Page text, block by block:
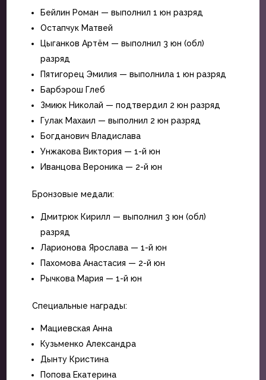
Бейлин Роман — выполнил 1 юн разряд
Остапчук Матвей
Цыганков Артём — выполнил 3 юн (обл)
разряд
Пятигорец Эмилия — выполнила 1 юн разряд
Барбэрош Глеб
Змиюк Николай — подтвердил 2 юн разряд
Гулак Махаил — выполнил 2 юн разряд
Богданович Владислава
Унжакова Виктория — 1-й юн
Иванцова Вероника — 2-й юн
Бронзовые медали:
Дмитрюк Кирилл — выполнил 3 юн (обл)
разряд
Ларионова Ярослава — 1-й юн
Пахомова Анастасия — 2-й юн
Рычкова Мария — 1-й юн
Специальные награды:
Мациевская Анна
Кузьменко Александра
Дынту Кристина
Попова Екатерина